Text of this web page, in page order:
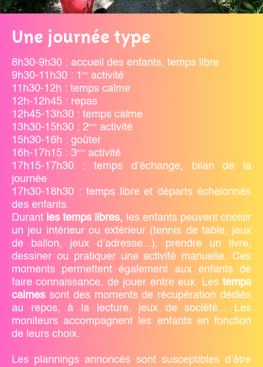
Une journée type
8h30-9h30 : accueil des enfants, temps libre
9h30-11h30 : 1
ère
activité
11h30-12h : temps calme
12h-12h45 : repas
12h45-13h30 : temps calme
13h30-15h30 : 2ème
activité
15h30-16h : goûter
16h-17h15 : 3ème
activité
17h15-17h30 : temps d’échange, bilan de la
journée
17h30-18h30 : temps libre et départs échelonnés
des enfants.
Durant les temps libres, les enfants peuvent choisir
un jeu intérieur ou extérieur (tennis de table, jeux
de ballon, jeux d’adresse...), prendre un livre,
dessiner ou pratiquer une activité manuelle. Ces
moments permettent également aux enfants de
faire connaissance, de jouer entre eux. Les temps
calmes sont des moments de récupération dédiés
au repos, à la lecture, jeux de société... Les
moniteurs accompagnent les enfants en fonction
de leurs choix.
Les plannings annoncés sont susceptibles d’être